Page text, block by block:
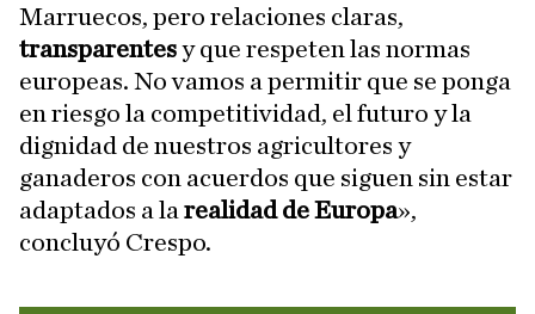
Marruecos, pero relaciones claras,
transparentesy que respeten las normas
europeas. No vamos a permitir que se ponga
en riesgo la competitividad, el futuro y la
dignidad de nuestros agricultores y
ganaderos con acuerdos que siguen sin estar
adaptados a la realidad de Europa»,
concluyó Crespo.